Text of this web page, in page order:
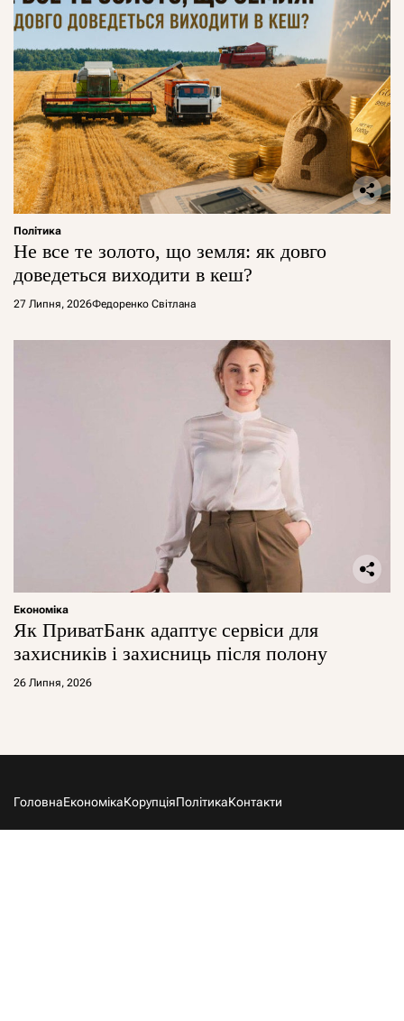
Політика
Не все те золото, що земля: як довго
доведеться виходити в кеш?
27 Липня, 2026Федоренко Світлана
Економіка
Як ПриватБанк адаптує сервіси для
захисників і захисниць після полону
26 Липня, 2026
ГоловнаЕкономікаКорупціяПолітикаКонтакти